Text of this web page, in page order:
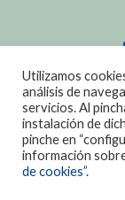
Utilizamos
análisis de
servicios. Al
instalación de
pinche en
información
de cookies”.